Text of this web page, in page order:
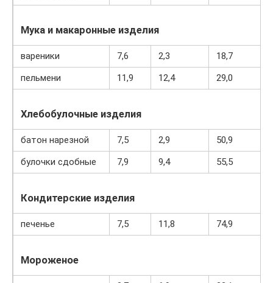
Мука и макаронные изделия
вареники 7,6 2,3 18,7
пельмени
11,9 12,4 29,0
Хлебобулочные изделия
батон нарезной 7,5 2,9 50,9
булочки сдобные
7,9 9,4 55,5
Кондитерские изделия
печенье 7,5 11,8 74,9
Мороженое